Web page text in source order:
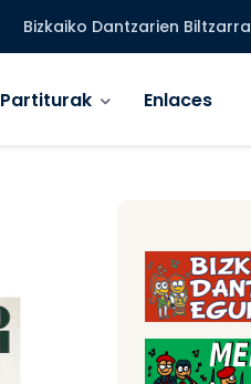
Bizkaiko Dantzarien Biltzarra
Partiturak Enlaces